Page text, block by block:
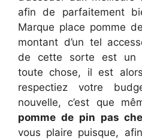
afin de parfaitement
Marque place pomme
montant d’un tel
de cette sorte est un
toute chose, il est
respectiez votre
nouvelle, c’est que
pomme de pin pas
vous plaire puisque,